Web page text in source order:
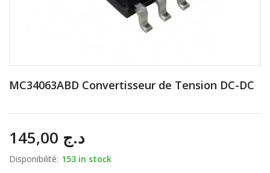
MC34063ABD Convertisseur de Tension DC-DC
د.ج
Disponibilité: 153 in stock